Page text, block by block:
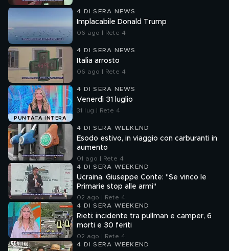
4 DI SERA NEWS
Implacabile Donald Trump
06 ago | Rete 4
4 DI SERA NEWS
Italia arrosto
06 ago | Rete 4
PUNTATA INTERA
4 DI SERA NEWS
Venerdì 31 luglio
31 lug | Rete 4
4 DI SERA WEEKEND
Esodo estivo, in viaggio con carburanti in
aumento
01 ago | Rete 4
4 DI SERA WEEKEND
Ucraina, Giuseppe Conte: "Se vinco le
Primarie stop alle armi"
02 ago | Rete 4
4 DI SERA WEEKEND
Rieti: incidente tra pullman e camper, 6
morti e 30 feriti
02 ago | Rete 4
4 DI SERA WEEKEND